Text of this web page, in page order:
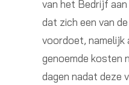
van het Bedrijf
dat zich een van
voordoet, namelijk
genoemde kosten
dagen nadat deze